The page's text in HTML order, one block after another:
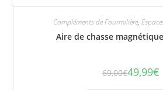
Compléments de Fourmilière,
Aire de chasse
69,00€ Le
49,99€
Le